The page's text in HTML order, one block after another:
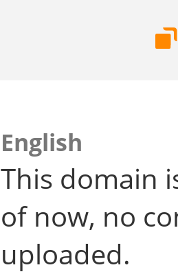
English
This domain
of now, no
uploaded.